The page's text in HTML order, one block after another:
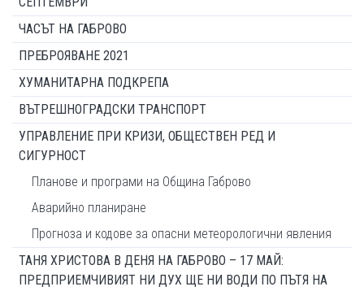
ЧАСЪТ НА ГАБРОВО
ПРЕБРОЯВАНЕ 2021
ХУМАНИТАРНА ПОДКРЕПА
ВЪТРЕШНОГРАДСКИ ТРАНСПОРТ
УПРАВЛЕНИЕ ПРИ КРИЗИ, ОБЩЕСТВЕН РЕД И
СИГУРНОСТ
Планове и програми на Община Габрово
Аварийно планиране
Прогноза и кодове за опасни метеорологични явления
ТАНЯ ХРИСТОВА В ДЕНЯ НА ГАБРОВО – 17 МАЙ:
ПРЕДПРИЕМЧИВИЯТ НИ ДУХ ЩЕ НИ ВОДИ ПО ПЪТЯ НА